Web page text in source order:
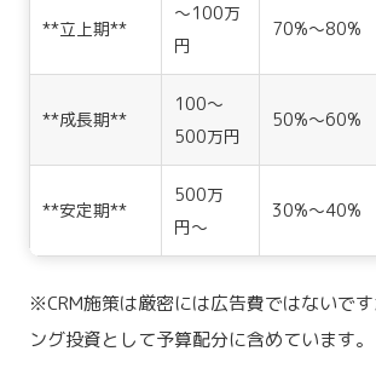
**立上期**
〜100万
円
70%〜80%
**成長期**
100〜
500万円
50%〜60%
**安定期**
500万
円〜
30%〜40%
※CRM施策は厳密には広告費ではないで
ング投資として予算配分に含めています。